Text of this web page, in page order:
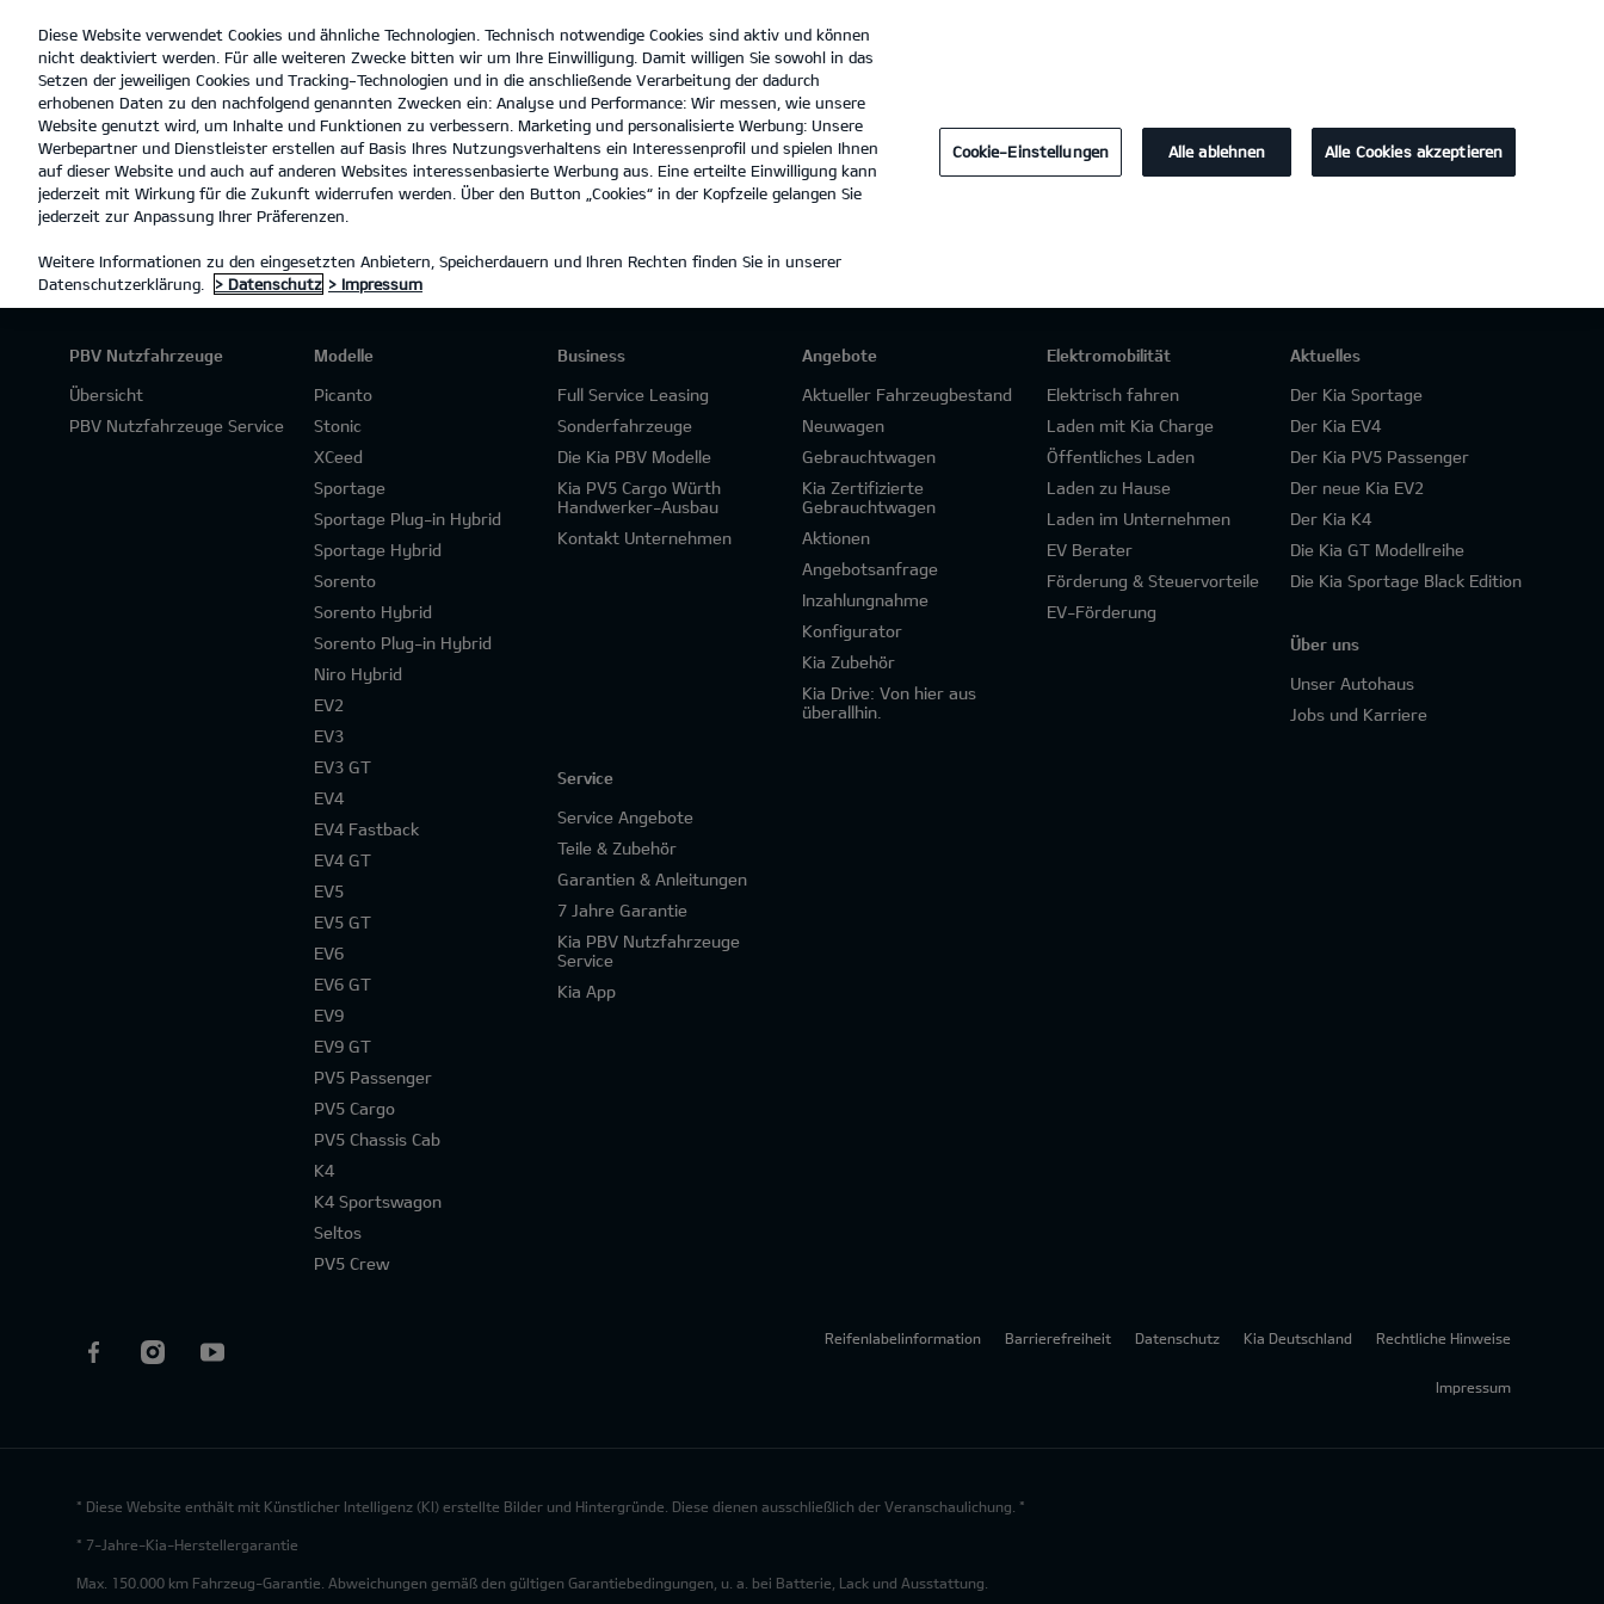
open
menu
MAPO GmbH & Co.KG Tel. :09971 - 89090
PROBEFAHRT
PBV Nutzfahrzeuge
Übersicht
PBV Nutzfahrzeuge Service
Modelle
Picanto
Stonic
XCeed
Sportage
Sportage Plug-in Hybrid
Sportage Hybrid
Sorento
Sorento Hybrid
Sorento Plug-in Hybrid
Niro Hybrid
EV2
EV3
EV3 GT
EV4
EV4 Fastback
EV4 GT
EV5
EV5 GT
EV6
EV6 GT
EV9
EV9 GT
PV5 Passenger
PV5 Cargo
PV5 Chassis Cab
K4
K4 Sportswagon
Seltos
PV5 Crew
Business
Full Service Leasing
Sonderfahrzeuge
Die Kia PBV Modelle
Kia PV5 Cargo Würth
Handwerker-Ausbau
Kontakt Unternehmen
Angebote
Aktueller Fahrzeugbestand
Neuwagen
Gebrauchtwagen
Kia Zertifizierte
Gebrauchtwagen
Aktionen
Angebotsanfrage
Inzahlungnahme
Konfigurator
Kia Zubehör
Kia Drive: Von hier aus
überallhin.
Elektromobilität
Elektrisch fahren
Laden mit Kia Charge
Öffentliches Laden
Laden zu Hause
Laden im Unternehmen
EV Berater
Förderung & Steuervorteile
EV-Förderung
Aktuelles
Der Kia Sportage
Der Kia EV4
Der Kia PV5 Passenger
Der neue Kia EV2
Der Kia K4
Die Kia GT Modellreihe
Die Kia Sportage Black Edition
Über uns
Unser Autohaus
Jobs und Karriere
Service
Service Angebote
Teile & Zubehör
Garantien & Anleitungen
7 Jahre Garantie
Kia PBV Nutzfahrzeuge
Service
Kia App
Reifenlabelinformation Barrierefreiheit Datenschutz Kia Deutschland Rechtliche Hinweise
Impressum
* Diese Website enthält mit Künstlicher Intelligenz (KI) erstellte Bilder und Hintergründe. Diese dienen ausschließlich der Veranschaulichung. *
* 7-Jahre-Kia-Herstellergarantie
Max. 150.000 km Fahrzeug-Garantie. Abweichungen gemäß den gültigen Garantiebedingungen, u. a. bei Batterie, Lack und Ausstattung.
Diese Website verwendet Cookies und ähnliche Technologien. Technisch notwendige Cookies sind aktiv und können
nicht deaktiviert werden. Für alle weiteren Zwecke bitten wir um Ihre Einwilligung. Damit willigen Sie sowohl in das
Setzen der jeweiligen Cookies und Tracking-Technologien und in die anschließende Verarbeitung der dadurch
erhobenen Daten zu den nachfolgend genannten Zwecken ein: Analyse und Performance: Wir messen, wie unsere
Website genutzt wird, um Inhalte und Funktionen zu verbessern. Marketing und personalisierte Werbung: Unsere
Werbepartner und Dienstleister erstellen auf Basis Ihres Nutzungsverhaltens ein Interessenprofil und spielen Ihnen
auf dieser Website und auch auf anderen Websites interessenbasierte Werbung aus. Eine erteilte Einwilligung kann
jederzeit mit Wirkung für die Zukunft widerrufen werden. Über den Button „Cookies“ in der Kopfzeile gelangen Sie
jederzeit zur Anpassung Ihrer Präferenzen.
Weitere Informationen zu den eingesetzten Anbietern, Speicherdauern und Ihren Rechten finden Sie in unserer
Datenschutzerklärung.
> Datenschutz > Impressum
Cookie-Einstellungen Alle ablehnen Alle Cookies akzeptieren